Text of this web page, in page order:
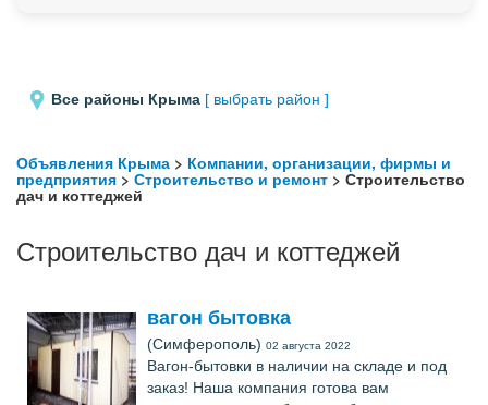
Все районы Крыма [ выбрать район ]
Объявления Крыма > Компании, организации, фирмы и
предприятия >Строительство и ремонт > Строительство
дач и коттеджей
Строительство дач и коттеджей
вагон бытовка
(Симферополь) 02 августа 2022
Вагон-бытовки в наличии на складе и под
заказ! Наша компания готова вам